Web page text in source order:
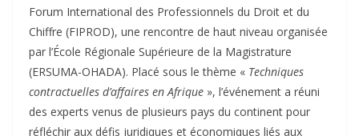
Forum International des Professionnels du Droit et du
Chiffre (FIPROD), une rencontre de haut niveau organisée
par l’École Régionale Supérieure de la Magistrature
(ERSUMA-OHADA). Placé sous le thème « Techniques
contractuelles d’affaires en Afrique », l’événement a réuni
des experts venus de plusieurs pays du continent pour
réfléchir aux défis juridiques et économiques liés aux